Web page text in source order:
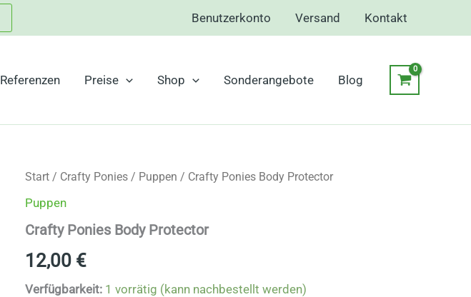
Benutzerkonto Versand Kontakt
Referenzen Preise Shop Sonderangebote Blog
Start / Crafty Ponies / Puppen / Crafty Ponies Body Protector
Puppen
Crafty Ponies Body Protector
12,00 €
Verfügbarkeit: 1 vorrätig (kann nachbestellt werden)